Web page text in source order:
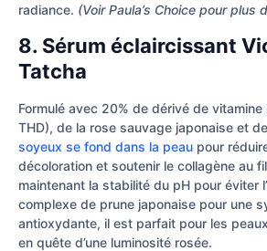
radiance. (Voir Paula’s Choice pour plus
8. Sérum éclaircissant
Tatcha
Formulé avec 20% de dérivé de
THD), de la rose sauvage japonaise et
soyeux se fond dans la peau pour
décoloration et soutenir le collagène au
maintenant la stabilité du pH pour éviter
complexe de prune japonaise pour une
antioxydante, il est parfait pour les
en quête d’une luminosité rosée.